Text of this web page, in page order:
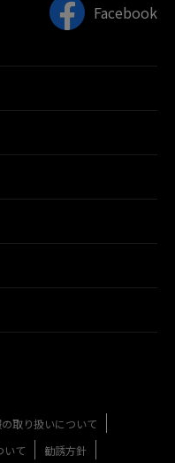
Facebook
取り扱いについて
いて
勧誘方針